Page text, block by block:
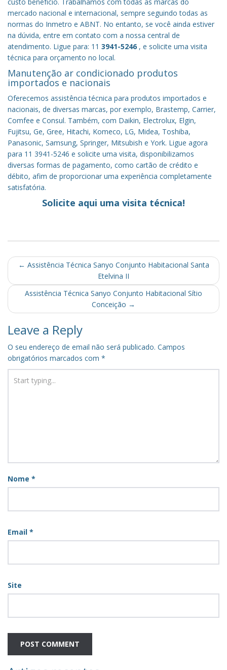
mercado nacional e internacional, sempre seguindo todas as
normas do Inmetro e ABNT. No entanto, se você ainda estiver
na dúvida, entre em contato com a nossa central de
atendimento. Ligue para: 11 3941-5246 , e solicite uma visita
técnica para orçamento no local.
Manutenção ar condicionado produtos
importados e nacionais
Oferecemos assistência técnica para produtos importados e
nacionais, de diversas marcas, por exemplo, Brastemp, Carrier,
Comfee e Consul. Também, com Daikin, Electrolux, Elgin,
Fujitsu, Ge, Gree, Hitachi, Komeco, LG, Midea, Toshiba,
Panasonic, Samsung, Springer, Mitsubish e York. Ligue agora
para 11 3941-5246 e solicite uma visita, disponibilizamos
diversas formas de pagamento, como cartão de crédito e
débito, afim de proporcionar uma experiência completamente
satisfatória.
Solicite aqui uma visita técnica!
Post
navigation
← Assistência Técnica Sanyo Conjunto Habitacional Santa
Etelvina II
Assistência Técnica Sanyo Conjunto Habitacional Sítio
Conceição →
Leave a Reply
O seu endereço de email não será publicado. Campos
obrigatórios marcados com *
Nome *
Email *
Site